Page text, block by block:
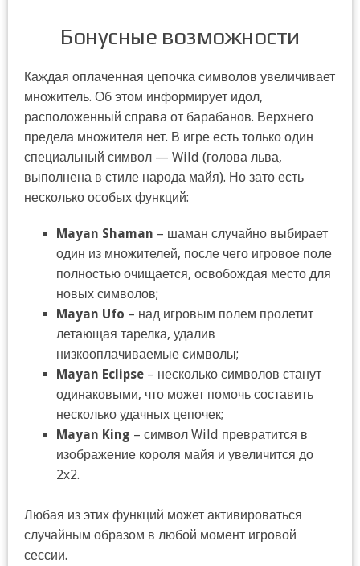
Бонусные возможности
Каждая оплаченная цепочка символов увеличивает
множитель. Об этом информирует идол,
расположенный справа от барабанов. Верхнего
предела множителя нет. В игре есть только один
специальный символ — Wild (голова льва,
выполнена в стиле народа майя). Но зато есть
несколько особых функций:
Mayan Shaman – шаман случайно выбирает
один из множителей, после чего игровое поле
полностью очищается, освобождая место для
новых символов;
Mayan Ufo – над игровым полем пролетит
летающая тарелка, удалив
низкооплачиваемые символы;
Mayan Eclipse – несколько символов станут
одинаковыми, что может помочь составить
несколько удачных цепочек;
Mayan King – символ Wild превратится в
изображение короля майя и увеличится до
2х2.
Любая из этих функций может активироваться
случайным образом в любой момент игровой
сессии.